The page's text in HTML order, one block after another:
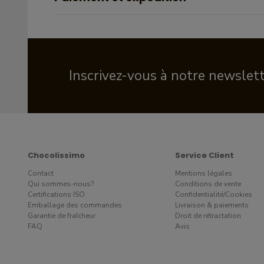
Inscrivez-vous à notre
Chocolissimo
Contact
Qui sommes-nous?
Certifications ISO
Emballage des commandes
Garantie de fraîcheur
FAQ
Service Client
Mentions légales
Conditions de vente
Confidentialité/Cookies
Livraison & paiements
Droit de rétractation
Avis